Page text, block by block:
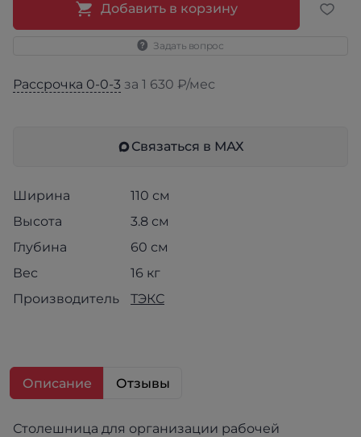
Добавить в корзину
Задать вопрос
Рассрочка 0-0-3 за 1 630 ₽/мес
Связаться в МАХ
Ширина
110 см
Высота
3.8 см
Глубина
60 см
Вес
16 кг
Производитель
ТЭКС
Описание Отзывы
Столешница для организации рабочей